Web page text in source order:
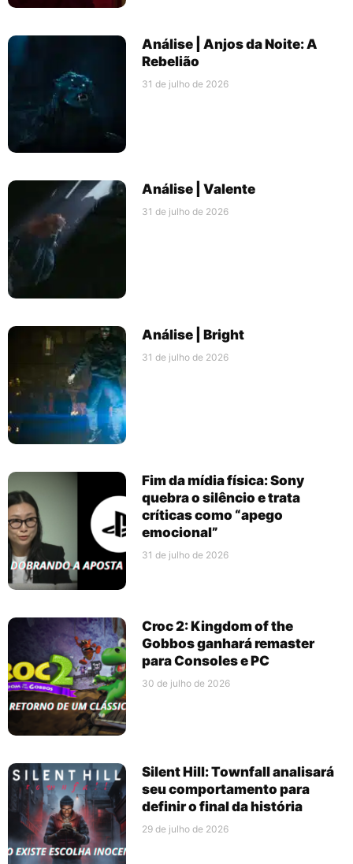
Análise | Anjos da Noite: A
Rebelião
31 de julho de 2026
Análise | Valente
31 de julho de 2026
Análise | Bright
31 de julho de 2026
Fim da mídia física: Sony
quebra o silêncio e trata
críticas como “apego
emocional”
31 de julho de 2026
Croc 2: Kingdom of the
Gobbos ganhará remaster
para Consoles e PC
30 de julho de 2026
Silent Hill: Townfall analisará
seu comportamento para
definir o final da história
29 de julho de 2026